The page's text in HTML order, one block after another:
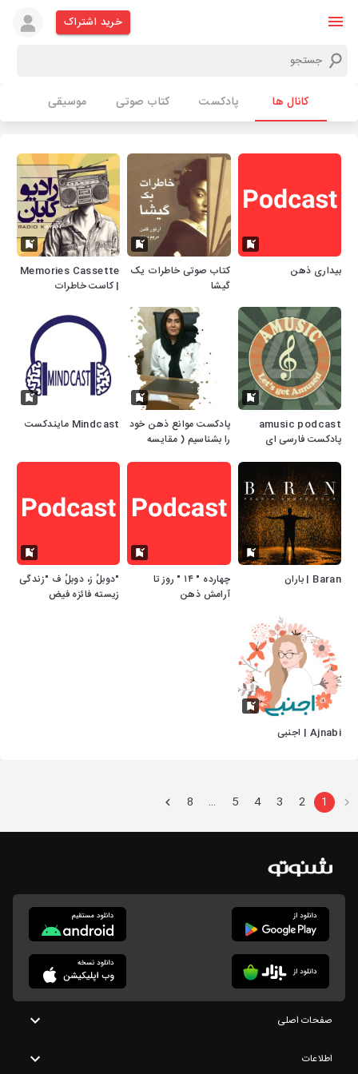
خرید اشتراک
کانال ها پادکست کتاب صوتی موسیقی
بیداری ذهن
کتاب صوتی خاطرات یک
گیشا
Memories Cassette
| کاست خاطرات
amusic podcast
پادکست فارسی ای
پادکست موانع ذهن خود
را بشناسیم ( مقایسه
Mindcast مایندکست
Baran | باران
چهارده " ۱۴ " روز تا
آرامش ذهن
"دوبلُ ز، دوبلُ ف "زندگی
زیسته فائزه فیض
Ajnabi | اجنبی
1
2
3
4
5
…
8
صفحات اصلی
اطلاعات